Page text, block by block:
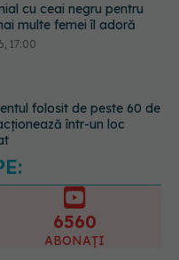
folosit de peste 60 de
într-un loc
nocturne: semnul ignorat
ascunde probleme
sănătate
20:00
1401
URMĂRITORI